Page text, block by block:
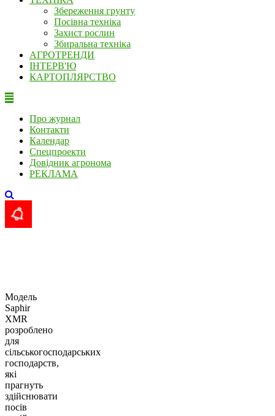
Збереження грунту
Посівна техніка
Захист рослин
Збиральна техніка
АГРОТРЕНДИ
ІНТЕРВ'Ю
КАРТОПЛЯРСТВО
Про журнал
Контакти
Календар
Спецпроекти
Довідник агронома
РЕКЛАМА
Модель
Saphir
XMR
розроблено
для
сільськогосподарських
господарств,
які
прагнуть
здійснювати
посів